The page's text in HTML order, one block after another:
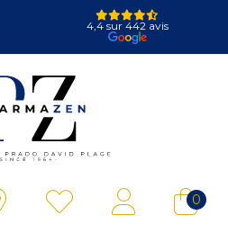
4,4 sur 442 avis
0